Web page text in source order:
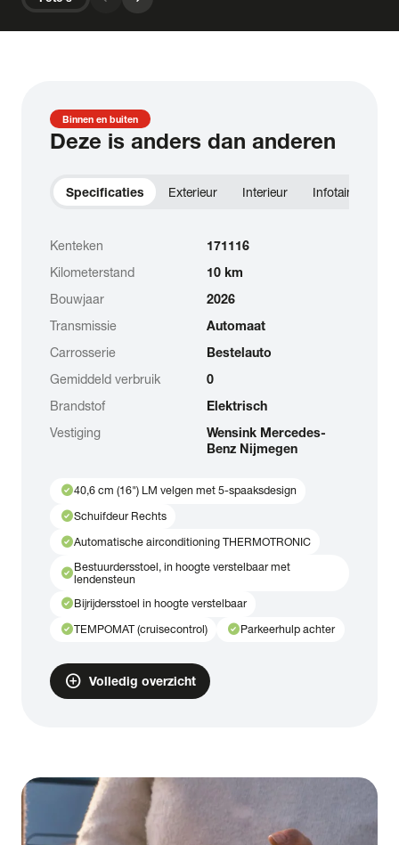
Binnen en buiten
Deze is anders dan anderen
Specificaties Exterieur Interieur Infotainment
Kenteken
171116
Kilometerstand
10 km
Bouwjaar
2026
Transmissie
Automaat
Carrosserie
Bestelauto
Gemiddeld verbruik
0
Brandstof
Elektrisch
Vestiging
Wensink Mercedes-
Benz Nijmegen
check_circle40,6 cm (16") LM velgen met 5-spaaksdesign
check_circleSchuifdeur Rechts
check_circleAutomatische airconditioning THERMOTRONIC
check_circleBestuurdersstoel, in hoogte verstelbaar met
lendensteun
check_circleBijrijdersstoel in hoogte verstelbaar
check_circleTEMPOMAT (cruisecontrol) check_circleParkeerhulp achter
add_circle Volledig overzicht